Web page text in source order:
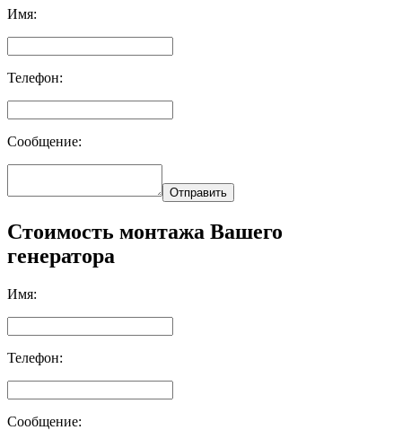
Имя:
Телефон:
Сообщение:
Отправить
Стоимость монтажа Вашего
генератора
Имя:
Телефон:
Сообщение: